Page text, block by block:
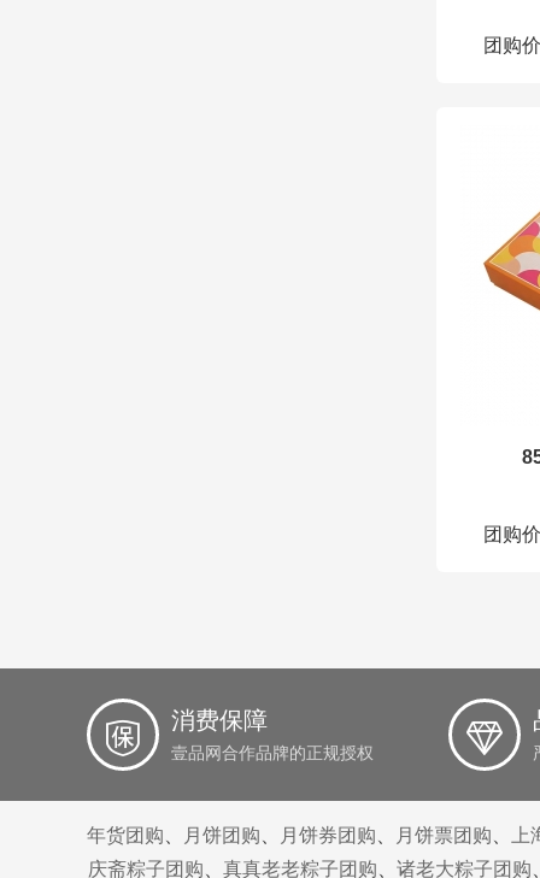
团购
团购
消费保障
壹品网合作品牌的正规授权
年货团购 月饼团购 月饼券团购 月饼票团购
庆斋粽子团购
真真老老粽子团购 诸老大粽子团购